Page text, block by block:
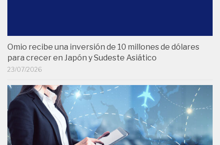
Omio recibe una inversión de 10 millones de dólares
para crecer en Japón y Sudeste Asiático
23/07/2026